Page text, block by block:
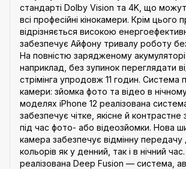
стандарті Dolby Vision та 4K, що
всі професійні кінокамери. Крім цього
відрізняється високою
забезпечує Айфону тривалу роботу
На повністю зарядженому
наприклад, без зупинок переглядати
стрімінга упродовж 11 годин. Система
камери: зйомка фото та відео в
моделях iPhone 12 реалізована
забезпечує чітке, якісне й
під час фото- або відеозйомки. Нова
камера забезпечує відмінну передачу
кольорів як у денний, так і в нічний
реалізована Deep Fusion — система,